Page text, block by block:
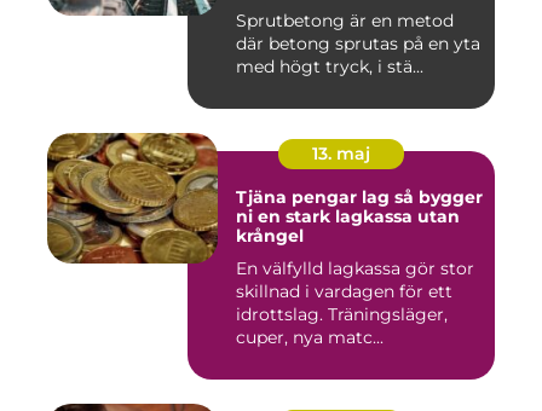
Sprutbetong är en metod
där betong sprutas på en yta
med högt tryck, i stä...
13. maj
Tjäna pengar lag så bygger
ni en stark lagkassa utan
krångel
En välfylld lagkassa gör stor
skillnad i vardagen för ett
idrottslag. Träningsläger,
cuper, nya matc...